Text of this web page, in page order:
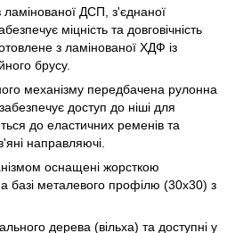
ламінованої ДСП, з'єднаної
міцність та довговічність
з ламінованої ХДФ із
брусу.
механізму передбачена рулонна
доступ до ніші для
до еластичних ременів та
направляючі.
оснащені жорсткою
базі металевого профілю (30х30) з
дерева (вільха) та доступні у